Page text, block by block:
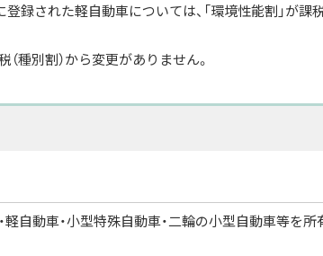
録された軽自動車については、「環境性能割」が課
別割）から変更がありません。
自動車・小型特殊自動車・二輪の小型自動車等を所